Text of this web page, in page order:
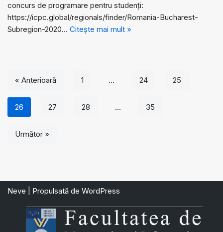
concurs de programare pentru studenți:
https://icpc.global/regionals/finder/Romania-Bucharest-
Subregion-2020… Citește mai mult »
« Anterioară 1 … 24 25
26 27 28 … 35
Următor »
Neve | Propulsată de WordPress